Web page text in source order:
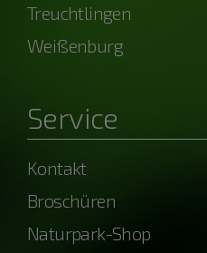
Treuchtlingen
Weißenburg
Service
Kontakt
Broschüren
Naturpark-Shop